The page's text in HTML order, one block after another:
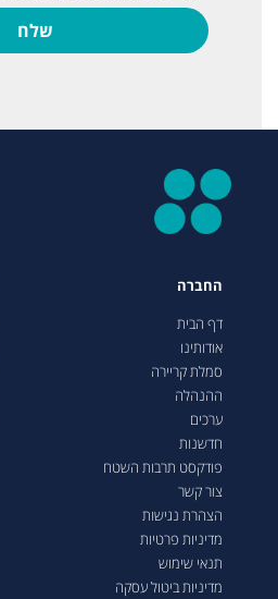
שלח
החברה
דף הבית
אודותינו
סמלת קריירה
ההנהלה
ערכים
חדשנות
פודקסט תרבות השטח
צור קשר
הצהרת נגישות
מדיניות פרטיות
תנאי שימוש
מדיניות ביטול עסקה